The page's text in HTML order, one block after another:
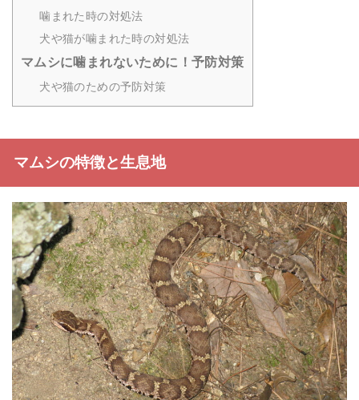
噛まれた時の対処法
犬や猫が噛まれた時の対処法
マムシに噛まれないために！予防対策
犬や猫のための予防対策
マムシの特徴と生息地